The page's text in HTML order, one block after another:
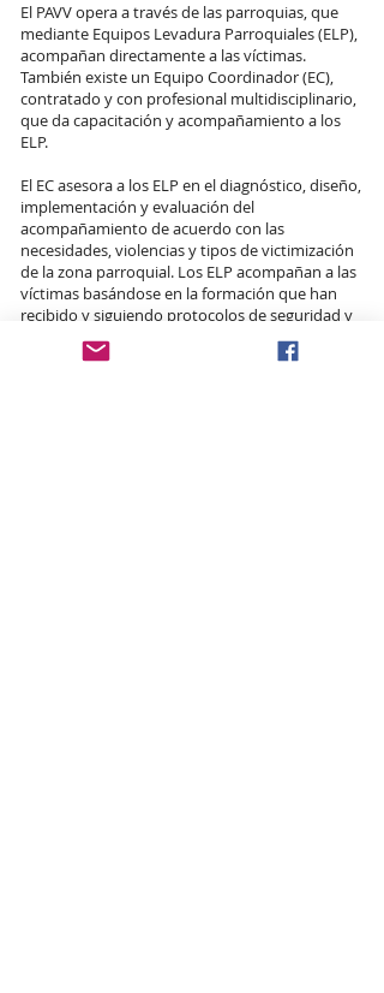
El PAVVopera a través de las parroquias, que
mediante Equipos Levadura Parroquiales (ELP),
acompañan directamente a las víctimas.
También existe un Equipo Coordinador (EC),
contratado y con profesional multidisciplinario,
que da capacitación y acompañamiento a los
ELP.
El EC asesora a los ELP en el diagnóstico, diseño,
implementación y evaluación del
acompañamiento de acuerdo con las
necesidades, violencias y tipos de victimización
de la zona parroquial. Los ELP acompañan a las
víctimas basándose en la formación que han
recibido y siguiendo protocolos de seguridad y
autocuidado.